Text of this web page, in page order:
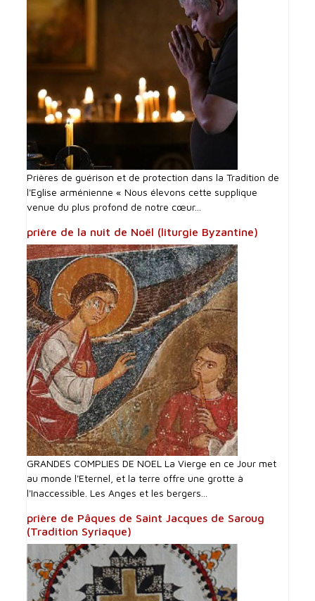
Prières de guérison et de protection dans la Tradition de
l'Eglise arménienne « Nous élevons cette supplique
venue du plus profond de notre cœur...
prière de la nuit de Noël (liturgie Byzantine)
GRANDES COMPLIES DE NOEL La Vierge en ce Jour met
au monde l'Eternel, et la terre offre une grotte à
l'Inaccessible. Les Anges et les bergers...
prière de Pâques de Saint Jacques de Saroug
(Tradition Syriaque)